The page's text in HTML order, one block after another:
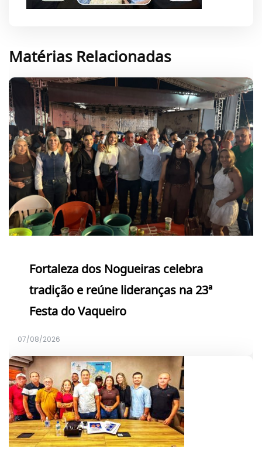
Matérias Relacionadas
Fortaleza dos Nogueiras celebra
tradição e reúne lideranças na 23ª
Festa do Vaqueiro
07/08/2026